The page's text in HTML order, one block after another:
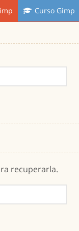
Curso Gimp
recuperarla.